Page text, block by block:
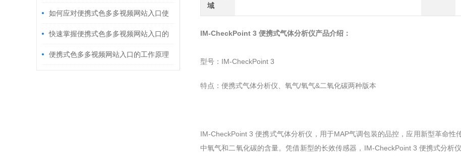
如何应对便携式色多多视频网站入口使
用中一些特殊情况？
快速掌握便携式色多多视频网站入口的
使用秘籍！
便携式色多多视频网站入口的工作原理
域
IM-CheckPoint 3 便携式气体分析仪产品介绍：
型号：IM-CheckPoint 3
特点：便携式气体分析仪、氧气/氧气&二氧化碳两种版本
IM-CheckPoint 3 便携式气体分析仪，用于MAP气调包装的品控，应用新型革
中氧气和二氧化碳的含量。凭借新型的长效传感器，IM-CheckPoint 3 便携式分析